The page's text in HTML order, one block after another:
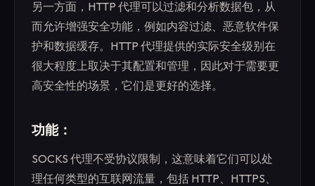
另一方面，HTTP 代理可以过滤和分析数据包，从
而允许增强安全功能，例如内容过滤、恶意软件保
护和数据缓存。HTTP 代理提供的实际安全级别在
很大程度上取决于其配置和管理，因此对于需要更
高安全性的场景，它们是更好的选择。
功能：
SOCKS 代理不受协议限制，这意味着它们可以处
理任何类型的互联网流量，包括 HTTP、HTTPS、